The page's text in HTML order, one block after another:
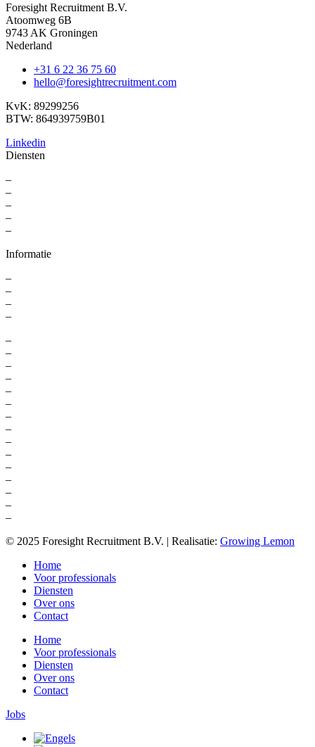
Foresight Recruitment B.V.
Atoomweg 6B
9743 AK Groningen
Nederland
+31 6 22 36 75 60
hello@foresightrecruitment.com
KvK: 89299256
BTW: 864939759B01
Linkedin
Diensten
–
–
–
–
–
Informatie
–
–
–
–
–
–
–
–
–
–
–
–
–
–
–
–
–
–
–
© 2025 Foresight Recruitment B.V. | Realisatie: Growing Lemon
Home
Voor professionals
Diensten
Over ons
Contact
Home
Voor professionals
Diensten
Over ons
Contact
Jobs